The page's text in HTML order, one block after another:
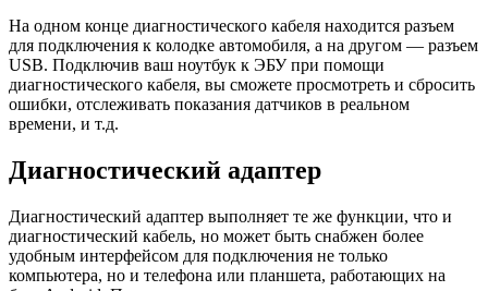
На одном конце диагностического кабеля находится разъем
для подключения к колодке автомобиля, а на другом — разъем
USB. Подключив ваш ноутбук к ЭБУ при помощи
диагностического кабеля, вы сможете просмотреть и сбросить
ошибки, отслеживать показания датчиков в реальном
времени, и т.д.
Диагностический адаптер
Диагностический адаптер выполняет те же функции, что и
диагностический кабель, но может быть снабжен более
удобным интерфейсом для подключения не только
компьютера, но и телефона или планшета, работающих на